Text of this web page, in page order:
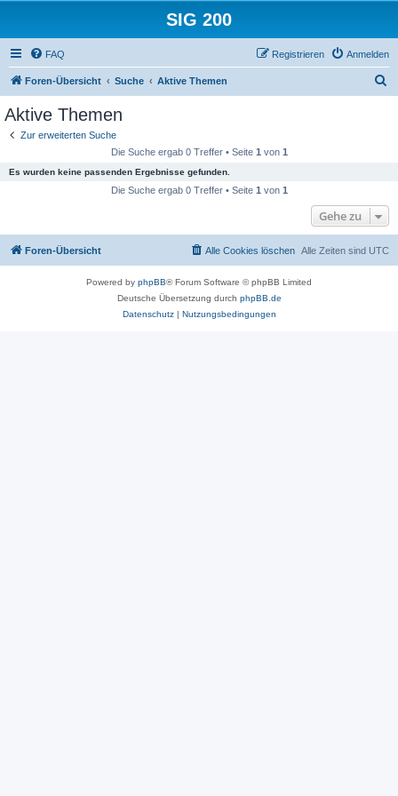
SIG 200
FAQ Anmelden
Registrieren
Foren-Übersicht Suche Aktive Themen
Aktive Themen
Zur erweiterten Suche
Die Suche ergab 0 Treffer • Seite 1 von 1
Es wurden keine passenden Ergebnisse gefunden.
Die Suche ergab 0 Treffer • Seite 1 von 1
Gehe zu
Foren-Übersicht Alle Zeiten sind UTC
Alle Cookies löschen
Powered by phpBB® Forum Software © phpBB Limited
Deutsche Übersetzung durch phpBB.de
Datenschutz| Nutzungsbedingungen